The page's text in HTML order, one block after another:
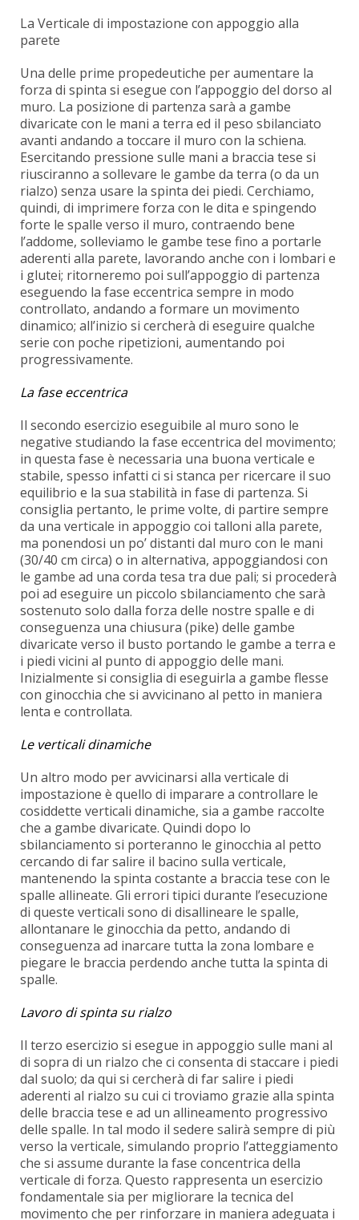
La Verticale di impostazione con appoggio alla
parete
Una delle prime propedeutiche per aumentare la
forza di spinta si esegue con l’appoggio del dorso al
muro. La posizione di partenza sarà a gambe
divaricate con le mani a terra ed il peso sbilanciato
avanti andando a toccare il muro con la schiena.
Esercitando pressione sulle mani a braccia tese si
riusciranno a sollevare le gambe da terra (o da un
rialzo) senza usare la spinta dei piedi. Cerchiamo,
quindi, di imprimere forza con le dita e spingendo
forte le spalle verso il muro, contraendo bene
l’addome, solleviamo le gambe tese fino a portarle
aderenti alla parete, lavorando anche con i lombari e
i glutei; ritorneremo poi sull’appoggio di partenza
eseguendo la fase eccentrica sempre in modo
controllato, andando a formare un movimento
dinamico; all’inizio si cercherà di eseguire qualche
serie con poche ripetizioni, aumentando poi
progressivamente.
La fase eccentrica
Il secondo esercizio eseguibile al muro sono le
negative studiando la fase eccentrica del movimento;
in questa fase è necessaria una buona verticale e
stabile, spesso infatti ci si stanca per ricercare il suo
equilibrio e la sua stabilità in fase di partenza. Si
consiglia pertanto, le prime volte, di partire sempre
da una verticale in appoggio coi talloni alla parete,
ma ponendosi un po’ distanti dal muro con le mani
(30/40 cm circa) o in alternativa, appoggiandosi con
le gambe ad una corda tesa tra due pali; si procederà
poi ad eseguire un piccolo sbilanciamento che sarà
sostenuto solo dalla forza delle nostre spalle e di
conseguenza una chiusura (pike) delle gambe
divaricate verso il busto portando le gambe a terra e
i piedi vicini al punto di appoggio delle mani.
Inizialmente si consiglia di eseguirla a gambe flesse
con ginocchia che si avvicinano al petto in maniera
lenta e controllata.
Le verticali dinamiche
Un altro modo per avvicinarsi alla verticale di
impostazione è quello di imparare a controllare le
cosiddette verticali dinamiche, sia a gambe raccolte
che a gambe divaricate. Quindi dopo lo
sbilanciamento si porteranno le ginocchia al petto
cercando di far salire il bacino sulla verticale,
mantenendo la spinta costante a braccia tese con le
spalle allineate. Gli errori tipici durante l’esecuzione
di queste verticali sono di disallineare le spalle,
allontanare le ginocchia da petto, andando di
conseguenza ad inarcare tutta la zona lombare e
piegare le braccia perdendo anche tutta la spinta di
spalle.
Lavoro di spinta su rialzo
Il terzo esercizio si esegue in appoggio sulle mani al
di sopra di un rialzo che ci consenta di staccare i piedi
dal suolo; da qui si cercherà di far salire i piedi
aderenti al rialzo su cui ci troviamo grazie alla spinta
delle braccia tese e ad un allineamento progressivo
delle spalle. In tal modo il sedere salirà sempre di più
verso la verticale, simulando proprio l’atteggiamento
che si assume durante la fase concentrica della
verticale di forza. Questo rappresenta un esercizio
fondamentale sia per migliorare la tecnica del
movimento che per rinforzare in maniera adeguata i